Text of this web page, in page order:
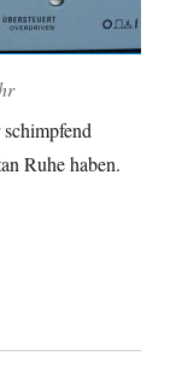
Ruhe haben.